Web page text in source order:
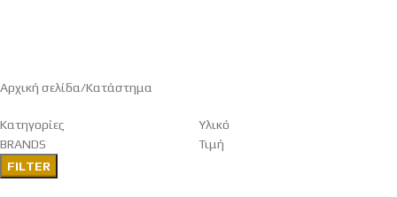
Αρχική σελίδα Κατάστημα
Κατηγορίες
Υλικό
BRANDS
Τιμή
FILTER